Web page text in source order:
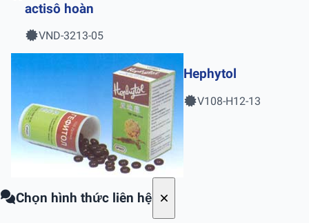
actisô hoàn
VND-3213-05
Hephytol
V108-H12-13
Chọn hình thức liên hệ